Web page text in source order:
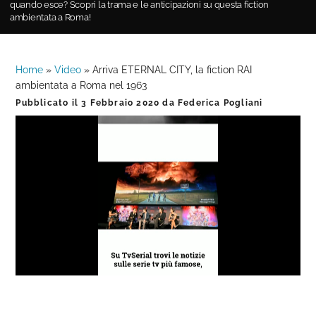
quando esce? Scopri la trama e le anticipazioni su questa fiction
ambientata a Roma!
Home »Video »Arriva ETERNAL CITY, la fiction RAI
ambientata a Roma nel 1963
Pubblicato il3 Febbraio 2020 da Federica Pogliani
Loaded:
:
0%